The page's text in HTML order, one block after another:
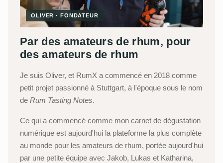
OLIVER · FONDATEUR
Par des amateurs de rhum, pour
des amateurs de rhum
Je suis Oliver, et RumX a commencé en 2018 comme
petit projet passionné à Stuttgart, à l'époque sous le nom
de Rum Tasting Notes.
Ce qui a commencé comme mon carnet de dégustation
numérique est aujourd'hui la plateforme la plus complète
au monde pour les amateurs de rhum, portée aujourd'hui
par une petite équipe avec Jakob, Lukas et Katharina,